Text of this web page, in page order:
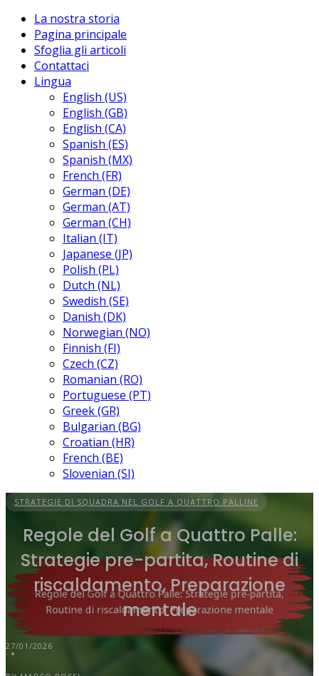
La nostra storia
Pagina principale
Sfoglia gli articoli
Contattaci
Lingua
English (US)
English (GB)
English (CA)
Spanish (ES)
Spanish (MX)
French (FR)
German (DE)
German (AT)
German (CH)
Italian (IT)
Japanese (JP)
Polish (PL)
Dutch (NL)
Swedish (SE)
Danish (DK)
Norwegian (NO)
Finnish (FI)
Czech (CZ)
Romanian (RO)
Portuguese (PT)
Greek (GR)
Bulgarian (BG)
Croatian (HR)
French (BE)
Slovenian (SI)
STRATEGIE DI SQUADRA NEL GOLF A QUATTRO PALLINE
Regole del Golf a Quattro Palle:
Strategie pre-partita, Routine di
riscaldamento, Preparazione
mentale
27/01/2026